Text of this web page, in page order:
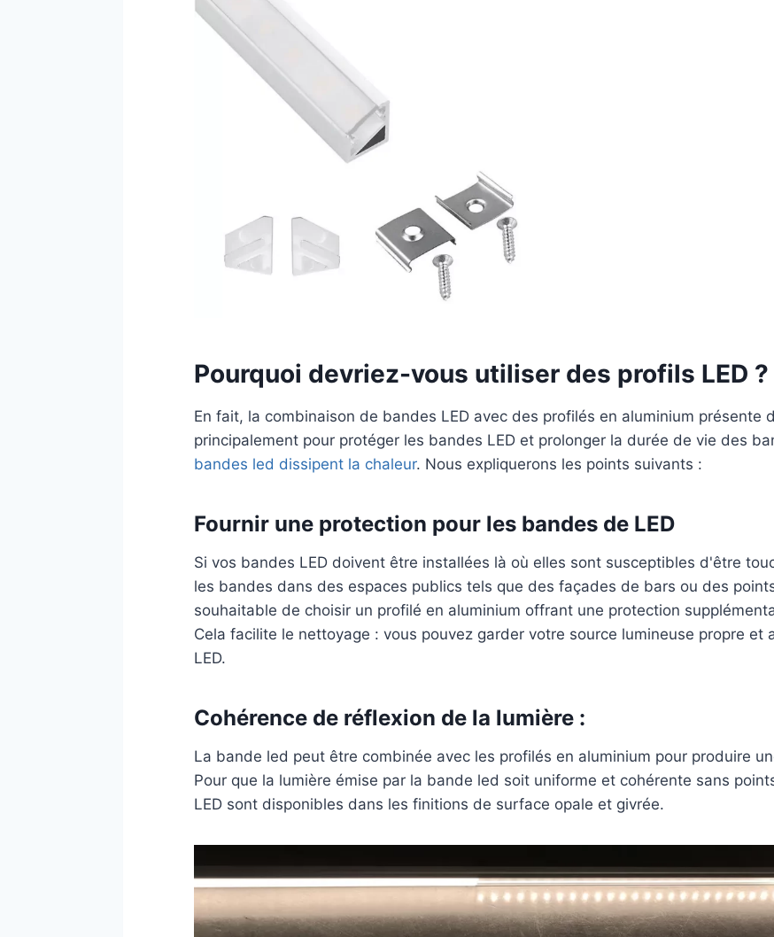
Pourquoi devriez-vous utiliser des profils LED ?
En fait, la combinaison de bandes LED avec des profilés en aluminium présente
principalement pour protéger les bandes LED et prolonger la durée de vie des
bandes led dissipent la chaleur. Nous expliquerons les points suivants :
Fournir une protection pour les bandes de LED
Si vos bandes LED doivent être installées là où elles sont susceptibles d'être
les bandes dans des espaces publics tels que des façades de bars ou des
souhaitable de choisir un profilé en aluminium offrant une protection
Cela facilite le nettoyage : vous pouvez garder votre source lumineuse propre et
LED.
Cohérence de réflexion de la lumière :
La bande led peut être combinée avec les profilés en aluminium pour produire
Pour que la lumière émise par la bande led soit uniforme et cohérente sans
LED sont disponibles dans les finitions de surface opale et givrée.